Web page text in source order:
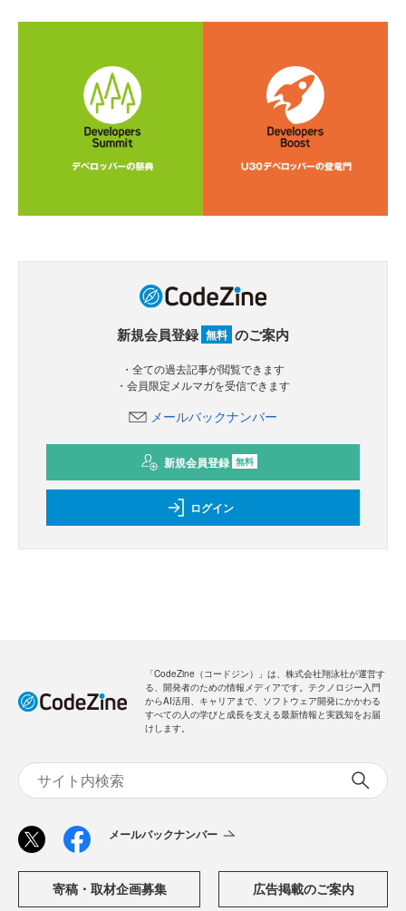
新規会員登録 無料 のご案内
・全ての過去記事が閲覧できます
・会員限定メルマガを受信できます
メールバックナンバー
新規会員登録 無料
ログイン
「CodeZine（コードジン）」は、株式会社翔泳社が運営す
る、開発者のための情報メディアです。テクノロジー入門
からAI活用、キャリアまで、ソフトウェア開発にかかわる
すべての人の学びと成長を支える最新情報と実践知をお届
けします。
メールバックナンバー
寄稿・取材企画募集 広告掲載のご案内